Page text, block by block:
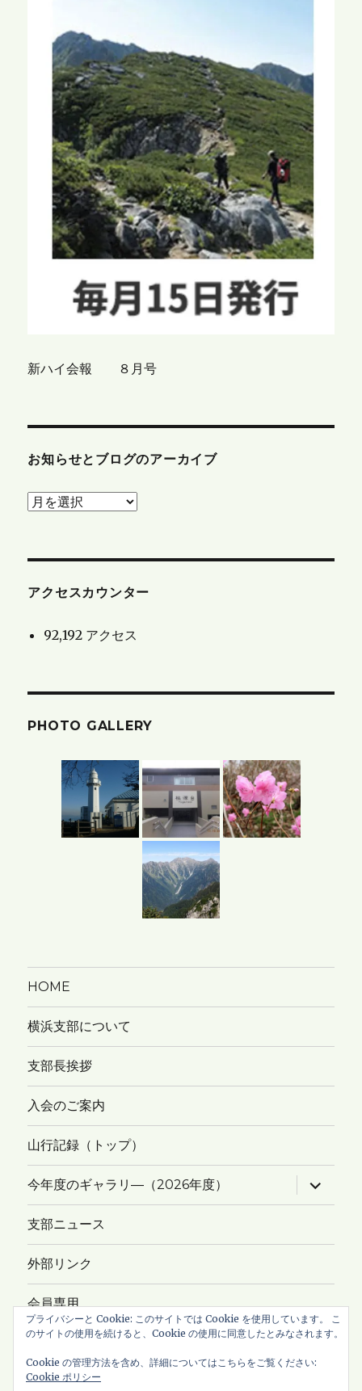
新ハイ会報 ８月号
お知らせとブログのアーカイブ
お
と
ロ
ー
アクセスカウンター
92,192 アクセス
PHOTO GALLERY
HOME
横浜支部について
支部長挨拶
入会のご案内
山行記録（トップ）
今年度のギャラリ―（2026年度）
サ
ブ
メ
ー
開
支部ニュース
外部リンク
会員専用
サイトマップ
プライバシーと Cookie: このサイトでは Cookie を使用しています。 こ
のサイトの使用を続けると、Cookie の使用に同意したとみなされます。
Cookie の管理方法を含め、詳細についてはこちらをご覧ください:
Cookie ポリシー